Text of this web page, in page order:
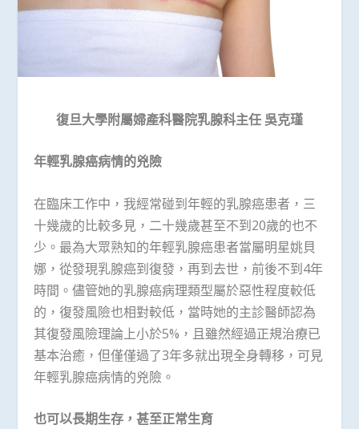
復旦大學附屬婦產科醫院乳腺科主任 吳克瑾
年輕乳腺癌病情的兇險
在臨床工作中，我經常碰到年輕的乳腺癌患者，三
十幾歲的比較多見，二十幾歲甚至不到20歲的也不
少。最為大眾熟知的年輕乳腺癌患者當屬明星姚貝
娜，從發現乳腺癌到復發，再到去世，前後不到4年
時間。儘管她的乳腺癌病理類型屬於惡性程度較低
的，復發風險也相對較低，當時她的主診醫師認為
其復發風險理論上小於5%，且雖然經過正規治療已
基本治癒，但僅僅過了3年多就出現全身轉移，可見
年輕乳腺癌病情的兇險。
也可以長期生存，甚至正常生育